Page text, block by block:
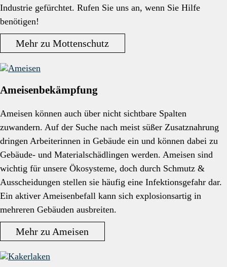
Industrie gefürchtet. Rufen Sie uns an, wenn Sie Hilfe
benötigen!
Mehr zu Mottenschutz
Ameisenbekämpfung
Ameisen können auch über nicht sichtbare Spalten
zuwandern. Auf der Suche nach meist süßer Zusatznahrung
dringen Arbeiterinnen in Gebäude ein und können dabei zu
Gebäude- und Materialschädlingen werden. Ameisen sind
wichtig für unsere Ökosysteme, doch durch Schmutz &
Ausscheidungen stellen sie häufig eine Infektionsgefahr dar.
Ein aktiver Ameisenbefall kann sich explosionsartig in
mehreren Gebäuden ausbreiten.
Mehr zu Ameisen